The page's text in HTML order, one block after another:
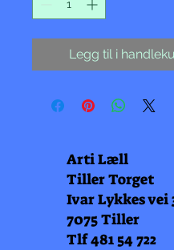
Legg til i
Arti Læll
Tiller Torget
Ivar Lykkes vei
7075 Tiller
Tlf481 54 722